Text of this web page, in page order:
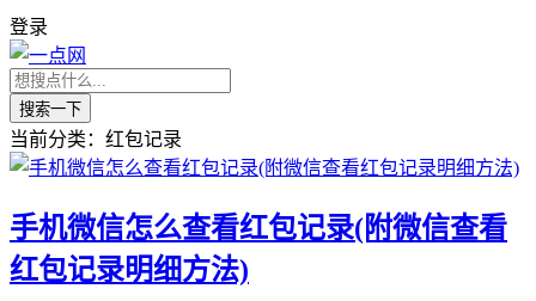
登录
搜索一下
当前分类：红包记录
手机微信怎么查看红包记录(附微信查看
红包记录明细方法)